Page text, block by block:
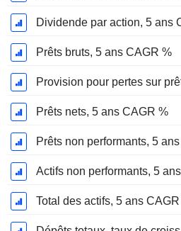
Dividende par action, 5 ans
Prêts bruts, 5 ans CAGR %
Provision pour pertes sur
Prêts nets, 5 ans CAGR %
Prêts non performants, 5
Actifs non performants, 5
Total des actifs, 5 ans